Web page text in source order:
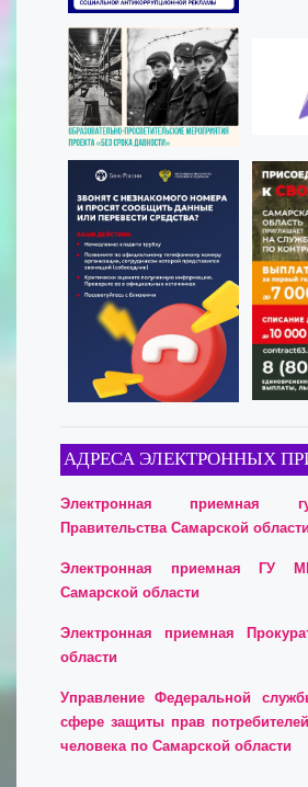
АДРЕСА ЭЛЕКТРОННЫХ
Электронная приемная
Правительства Самарской области
Электронная приемная ГУ
Самарской области
Электронная приемная
области
Управление Федеральной
сфере защиты прав
человека по Самарской области